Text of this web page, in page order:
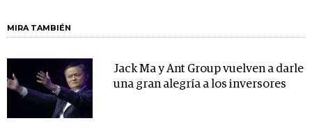
MIRA TAMBIÉN
Jack Ma y Ant Group vuelven a darle
una gran alegría a los inversores